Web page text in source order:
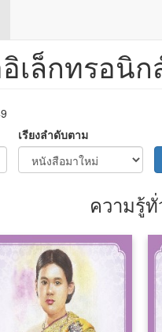
เล็กทรอนิก
เรียงลำดับตาม
ความรู้ทั่